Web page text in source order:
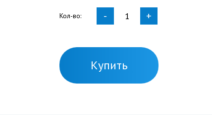
Кол-во: - +
Купить